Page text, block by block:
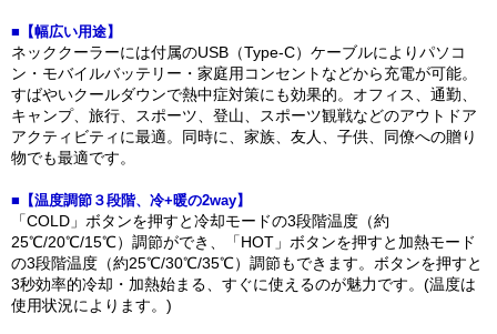
■【幅広い用途】
ネッククーラーには付属のUSB（Type-C）ケーブルによりパソコ
ン・モバイルバッテリー・家庭用コンセントなどから充電が可能。
すばやいクールダウンで熱中症対策にも効果的。オフィス、通勤、
キャンプ、旅行、スポーツ、登山、スポーツ観戦などのアウトドア
アクティビティに最適。同時に、家族、友人、子供、同僚への贈り
物でも最適です。
■【温度調節３段階、冷+暖の2way】
「COLD」ボタンを押すと冷却モードの3段階温度（約
25℃/20℃/15℃）調節ができ、「HOT」ボタンを押すと加熱モード
の3段階温度（約25℃/30℃/35℃）調節もできます。ボタンを押すと
3秒効率的冷却・加熱始まる、すぐに使えるのが魅力です。(温度は
使用状況によります。)